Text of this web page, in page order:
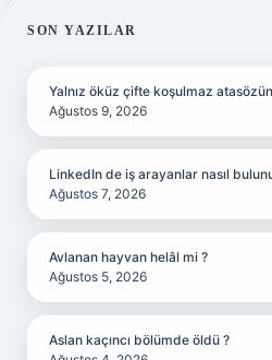
SIDEBAR
SON YAZILAR
Yalnız öküz çifte koşulmaz
Ağustos 9, 2026
LinkedIn de iş arayanlar nasıl
Ağustos 7, 2026
Avlanan hayvan helâl mi ?
Ağustos 5, 2026
Aslan kaçıncı bölümde öldü ?